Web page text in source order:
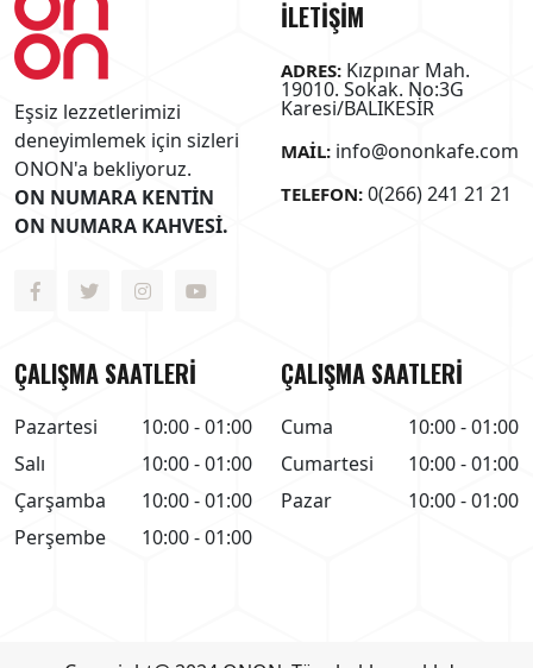
Eşsiz lezzetlerimizi
deneyimlemek için sizleri
ONON'a bekliyoruz.
ON NUMARA KENTİN
ON NUMARA KAHVESİ.
İLETİŞİM
ADRES: Kızpınar Mah.
19010. Sokak. No:3G
Karesi/BALIKESİR
MAIL: info@ononkafe.com
TELEFON: 0(266) 241 21 21
ÇALIŞMA SAATLERİ
Pazartesi
10:00 - 01:00
Salı
10:00 - 01:00
Çarşamba
10:00 - 01:00
Perşembe
10:00 - 01:00
ÇALIŞMA SAATLERİ
Cuma
10:00 - 01:00
Cumartesi
10:00 - 01:00
Pazar
10:00 - 01:00